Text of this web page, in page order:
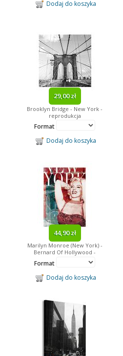
Dodaj do koszyka
29,00 zł
Brooklyn Bridge - New York -
reprodukcja
Format
Dodaj do koszyka
44,90 zł
Marilyn Monroe (New York) -
Bernard Of Hollywood -
Format
Dodaj do koszyka